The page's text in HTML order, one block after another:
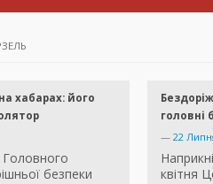
хабарах: його
Головного
безпеки
головні
— 22
квітня